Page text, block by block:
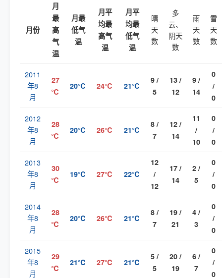
月份
月
最
高
气
温
月最
低气
温
月平
均最
高气
温
月平
均最
低气
温
晴
天
数
多
云、
阴天
数
雨
天
数
雪
天
数
2011
年8
月
27
℃
20℃ 24℃ 21℃
9 /
5
13 /
12
9 /
14
0
/
0
2012
年8
月
28
℃
20℃ 26℃ 21℃
8 /
7
12 /
14
11
/
10
0
/
0
2013
年8
月
30
℃
19℃ 27℃ 22℃
12
/
12
17 /
14
2 /
5
0
/
0
2014
年8
月
28
℃
20℃ 26℃ 21℃
8 /
7
19 /
21
4 /
3
0
/
0
2015
年8
月
29
℃
21℃ 27℃ 21℃
5 /
5
20 /
19
6 /
7
0
/
0